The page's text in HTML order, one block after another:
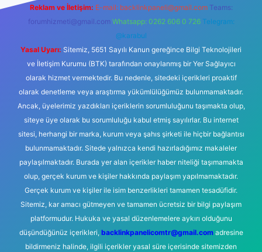
Reklam ve İletişim: E-mail: backlinkpaneli@gmail.com Teams:
forumhizmeti@gmail.com Whatsapp: 0262 606 0 726 Telegram:
@karabul
Yasal Uyarı: Sitemiz, 5651 Sayılı Kanun gereğince Bilgi Teknolojileri
ve İletişim Kurumu (BTK) tarafından onaylanmış bir Yer Sağlayıcı
olarak hizmet vermektedir. Bu nedenle, sitedeki içerikleri proaktif
olarak denetleme veya araştırma yükümlülüğümüz bulunmamaktadır.
Ancak, üyelerimiz yazdıkları içeriklerin sorumluluğunu taşımakta olup,
siteye üye olarak bu sorumluluğu kabul etmiş sayılırlar. Bu internet
sitesi, herhangi bir marka, kurum veya şahıs şirketi ile hiçbir bağlantısı
bulunmamaktadır. Sitede yalnızca kendi hazırladığımız makaleler
paylaşılmaktadır. Burada yer alan içerikler haber niteliği taşımamakta
olup, gerçek kurum ve kişiler hakkında paylaşım yapılmamaktadır.
Gerçek kurum ve kişiler ile isim benzerlikleri tamamen tesadüfidir.
Sitemiz, kar amacı gütmeyen ve tamamen ücretsiz bir bilgi paylaşım
platformudur. Hukuka ve yasal düzenlemelere aykırı olduğunu
düşündüğünüz içerikleri, backlinkpanelicomtr@gmail.comadresine
bildirmeniz halinde, ilgili içerikler yasal süre içerisinde sitemizden